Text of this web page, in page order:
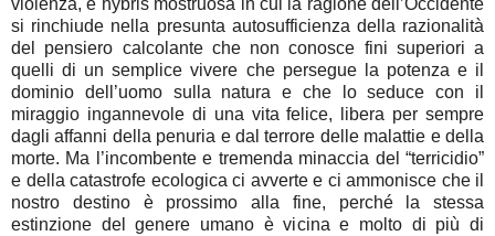
violenza, è hybris mostruosa in cui la ragione dell’Occidente
si rinchiude nella presunta autosufficienza della razionalità
del pensiero calcolante che non conosce fini superiori a
quelli di un semplice vivere che persegue la potenza e il
dominio dell’uomo sulla natura e che lo seduce con il
miraggio ingannevole di una vita felice, libera per sempre
dagli affanni della penuria e dal terrore delle malattie e della
morte. Ma l’incombente e tremenda minaccia del “terricidio”
e della catastrofe ecologica ci avverte e ci ammonisce che il
nostro destino è prossimo alla fine, perché la stessa
estinzione del genere umano è vicina e molto di più di